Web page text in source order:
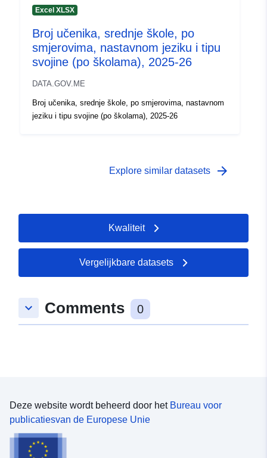
Excel XLSX
Broj učenika, srednje škole, po
smjerovima, nastavnom jeziku i tipu
svojine (po školama), 2025-26
DATA.GOV.ME
Broj učenika, srednje škole, po smjerovima, nastavnom
jeziku i tipu svojine (po školama), 2025-26
Explore similar datasets arrow_forward
Kwaliteit
Vergelijkbare datasets
keyboard_arrow_down Comments 0
Deze website wordt beheerd door het Bureau voor
publicatiesvan de Europese Unie